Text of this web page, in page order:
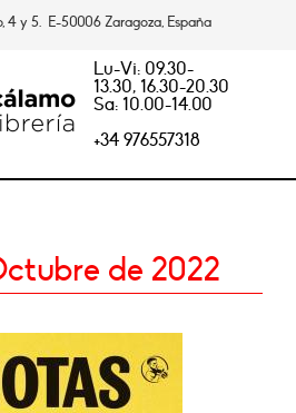
4 y 5. E-50006 Zaragoza, España
Lu-Vi: 09.30-
13.30, 16.30-20.30
Sa: 10.00-14.00
+34 976557318
de 2022